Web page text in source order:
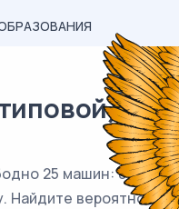
25 машин: 8
Найдите